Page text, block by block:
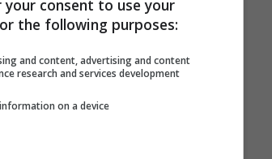
Ύστερα από
του δικτύου των
έως 3ου π.Χ. αι.), μέσω
έγινε για πρώτη φορά
consent to use your
the following purposes:
and content, advertising and content
research and services development
on a device